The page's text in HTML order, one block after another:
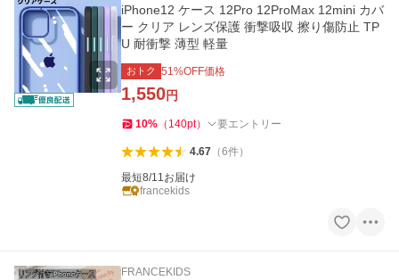
iPhone12 ケース 12Pro 12ProMax 12mini カバ
ー クリア レンズ保護 衝撃吸収 擦り傷防止 TP
U 耐衝撃 薄型 軽量
おトク 51%OFF価格
1,550円
10% （ 140pt） 要エントリー
4.67（6件）
最短8/11お届け
francekids
FRANCEKIDS